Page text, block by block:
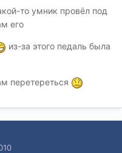
то умник провёл под
его
из-за этого педаль была
перетереться